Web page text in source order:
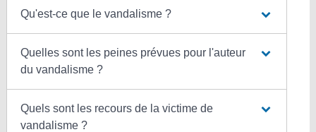
Qu'est-ce que le vandalisme ?
Quelles sont les peines prévues pour l'auteur
du vandalisme ?
Quels sont les recours de la victime de
vandalisme ?